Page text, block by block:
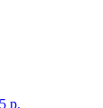
р.